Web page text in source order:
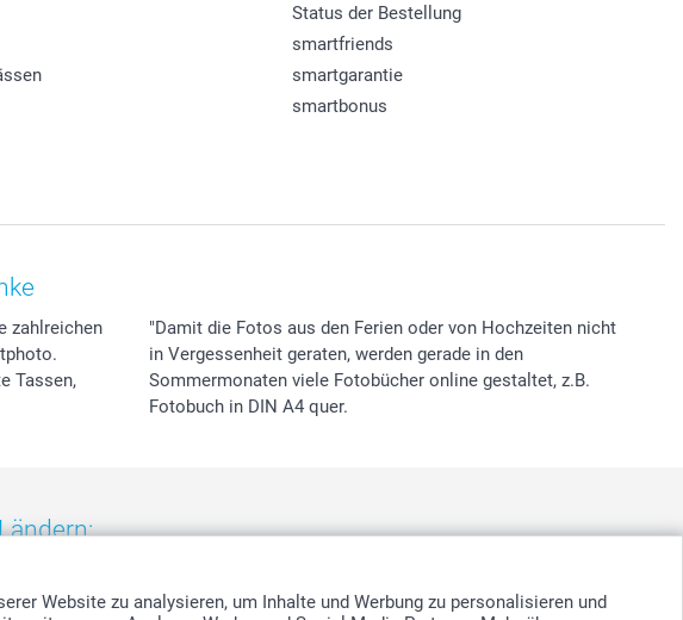
Website zu analysieren, um Inhalte und Werbung zu personalisieren und
Status der Bestellung
smartfriends
smartgarantie
smartbonus
zahlreichen
Tassen,
"Damit die Fotos aus den Ferien oder von Hochzeiten nicht
in Vergessenheit geraten, werden gerade in den
Sommermonaten viele Fotobücher online gestaltet, z.B.
Fotobuch in DIN A4 quer.